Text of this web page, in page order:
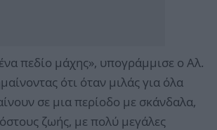
πεδίο μάχης», υπογράμμισε ο Αλ.
ότι όταν μιλάς για όλα
σε μια περίοδο με σκάνδαλα,
ζωής, με πολύ μεγάλες